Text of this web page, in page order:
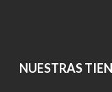
NUESTRAS